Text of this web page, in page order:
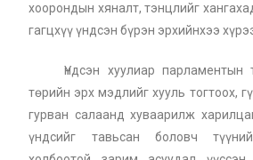
хоорондын хяналт, тэнцлийг
гагцхүү үндсэн бүрэн эрхийнхээ
Үндсэн хуулиар парламентын
төрийн эрх мэдлийг хууль тогтоох,
гурван салаанд хуваарилж
үндсийг тавьсан боловч